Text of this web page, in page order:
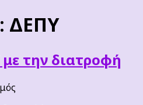
ΔΕΠΥ
την διατροφή